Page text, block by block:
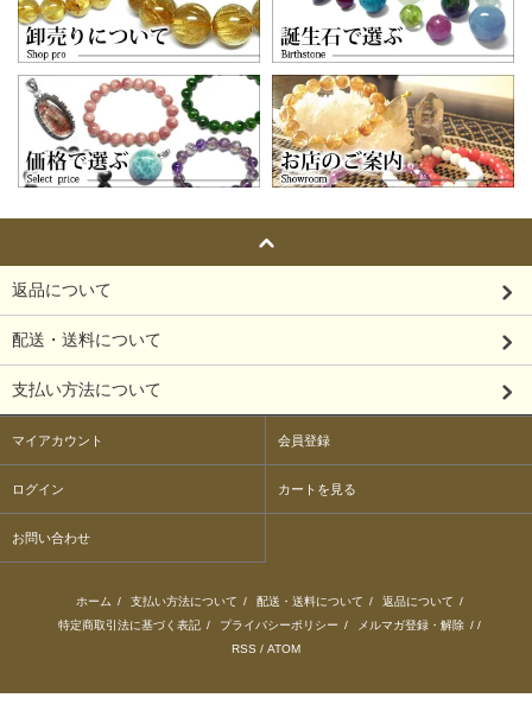
返品について
配送・送料について
支払い方法について
マイアカウント 会員登録
ログイン カートを見る
お問い合わせ
ホーム / 支払い方法について / 配送・送料について / 返品について /
特定商取引法に基づく表記 / プライバシーポリシー / メルマガ登録・解除 / /
RSS / ATOM